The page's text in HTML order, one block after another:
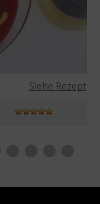
Siehe Rezept